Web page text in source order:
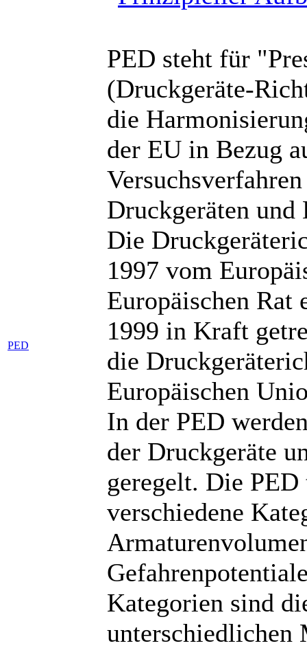
PED
PED steht für
(Druckgeräte-
die
der EU in Bezug
Druckgeräten und
Die
1997 vom
Europäischen Rat
1999 in Kraft
die
Europäischen
In der PED
der Druckgeräte
geregelt. Die
verschiedene
Kategorien sind
unterschiedlichen